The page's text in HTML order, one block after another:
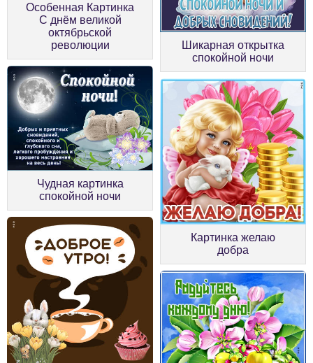
Особенная Картинка
С днём великой
октябрьской
революции
Шикарная открытка
спокойной ночи
Чудная картинка
спокойной ночи
Картинка желаю
добра